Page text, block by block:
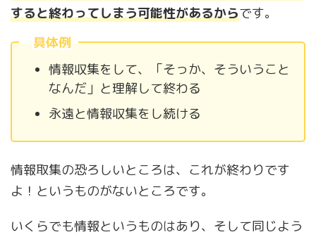
すると終わってしまう可能性があるからです。
具体例
情報収集をして、「そっか、そういうこと
なんだ」と理解して終わる
永遠と情報収集をし続ける
情報取集の恐ろしいところは、これが終わりです
よ！というものがないところです。
いくらでも情報というものはあり、そして同じよう